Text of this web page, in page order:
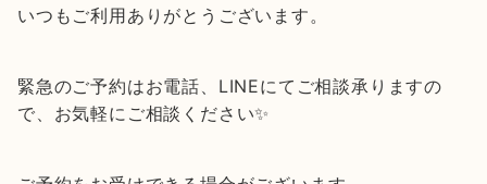
いつもご利用ありがとうございます。
緊急のご予約はお電話、LINEにてご相談承りますの
で、お気軽にご相談ください✨